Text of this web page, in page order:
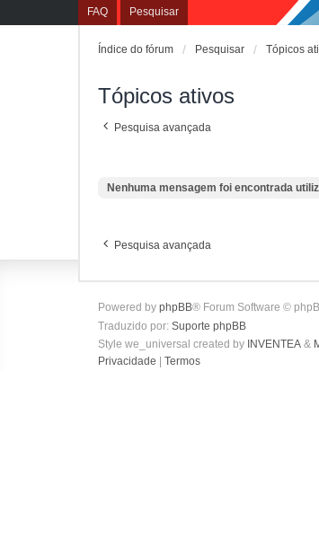
FAQ Pesquisar
Índice do fórum Pesquisar Tópicos
Tópicos ativos
Pesquisa avançada
Nenhuma mensagem foi encontrada
Pesquisa avançada
Powered by phpBB® Forum Software ©
Traduzido por: Suporte phpBB
Style we_universal created by INVENTEA &
Privacidade
Termos